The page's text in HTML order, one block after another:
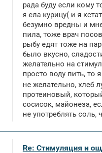
рада буду если кому
я ела курицу( и я
безумно вредны и
пила, тоже врач
рыбу едят тоже на
было вкусно,
желательно на
просто воду пить, то
не желательно, хлеб
протеиновый,
сосисок, майонеза,
не употреблять
Re: Стимуляция и